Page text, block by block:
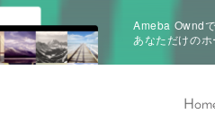
Ameba Owndで
あなただけの